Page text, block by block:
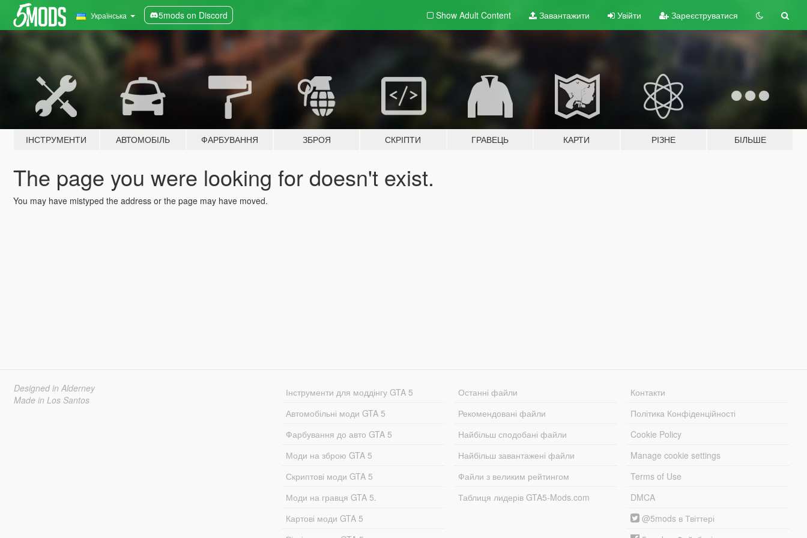
Українська 5mods on Discord Show Adult Content Завантажити Увійти Зареєструватися
ІНСТРУМЕНТИ АВТОМОБІЛЬ ФАРБУВАННЯ ЗБРОЯ СКРІПТИ ГРАВЕЦЬ КАРТИ РІЗНЕ БІЛЬШЕ
The page you were looking for doesn't exist.
You may have mistyped the address or the page may have moved.
Designed in Alderney
Made in Los Santos
Інструменти для моддінгу GTA 5
Автомобільні моди GTA 5
Фарбування до авто GTA 5
Моди на зброю GTA 5
Скриптові моди GTA 5
Моди на гравця GTA 5.
Картові моди GTA 5
Останні файли
Рекомендовані файли
Найбільш сподобані файли
Найбільш завантажені файли
Файли з великим рейтингом
Таблиця лидерів GTA5-Mods.com
Контакти
Політика Конфіденційності
Cookie Policy
Manage cookie settings
Terms of Use
DMCA
@5mods в Твіттері